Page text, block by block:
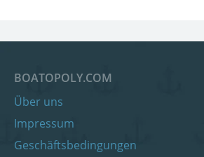
BOATOPOLY.COM
Über uns
Impressum
Geschäftsbedingungen